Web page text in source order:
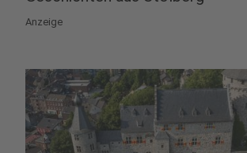
Anzeige